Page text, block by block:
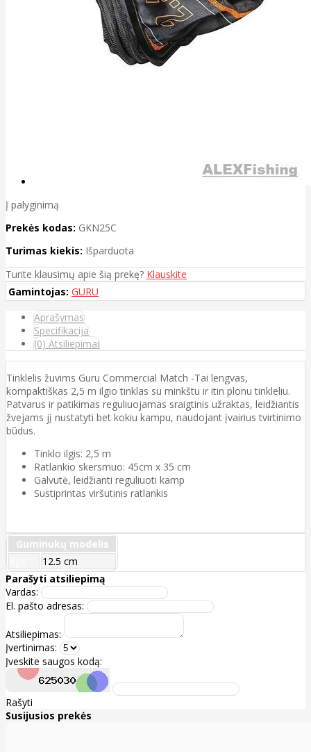
Į palyginimą
Prekės kodas: GKN25C
Turimas kiekis: Išparduota
Turite klausimų apie šią prekę? Klauskite
Gamintojas: GURU
Aprašymas
Specifikacija
(0) Atsiliepimai
Tinklelis žuvims Guru Commercial Match -Tai lengvas,
kompaktiškas 2,5 m ilgio tinklas su minkštu ir itin plonu tinkleliu.
Patvarus ir patikimas reguliuojamas sraigtinis užraktas, leidžiantis
žvejams jį nustatyti bet kokiu kampu, naudojant įvairius tvirtinimo
būdus.
Tinklo ilgis: 2,5 m
Ratlankio skersmuo: 45cm x 35 cm
Galvutė, leidžianti reguliuoti kamp
Sustiрrintas viršutinis ratlankis
Guminukų modelis
12.5 cm
Parašyti atsiliepimą
Vardas:
El. pašto adresas:
Atsiliepimas:
Įvertinimas:
Įveskite saugos kodą:
Rašyti
Susijusios prekės